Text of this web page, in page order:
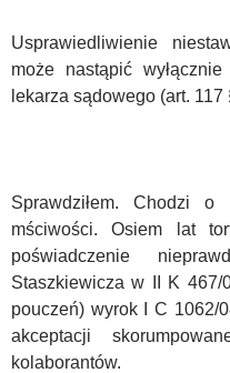
Usprawiedliwienie
może nastąpić
lekarza sądowego (art. 117
Sprawdziłem. Chodzi
mściwości. Osiem lat
poświadczenie
Staszkiewicza w II K 467/
pouczeń) wyrok I C 1062/
akceptacji
kolaborantów.